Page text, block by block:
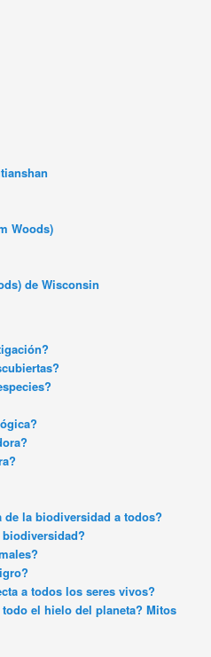
Woods)
de Wisconsin
de la biodiversidad a todos?
biodiversidad?
a todos los seres vivos?
el hielo del planeta? Mitos